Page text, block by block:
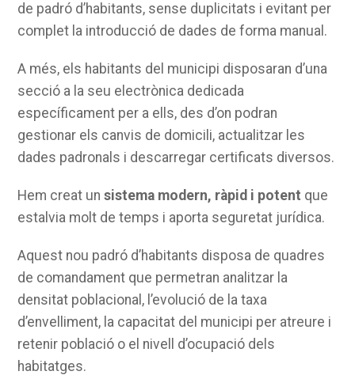
de padró d’habitants, sense duplicitats i evitant per
complet la introducció de dades de forma manual.
A més, els habitants del municipi disposaran d’una
secció a la seu electrònica dedicada
específicament per a ells, des d’on podran
gestionar els canvis de domicili, actualitzar les
dades padronals i descarregar certificats diversos.
Hem creat unsistema modern, ràpid i potent que
estalvia molt de temps i aporta seguretat jurídica.
Aquest nou padró d’habitants disposa de quadres
de comandament que permetran analitzar la
densitat poblacional, l’evolució de la taxa
d’envelliment, la capacitat del municipi per atreure i
retenir població o el nivell d’ocupació dels
habitatges.